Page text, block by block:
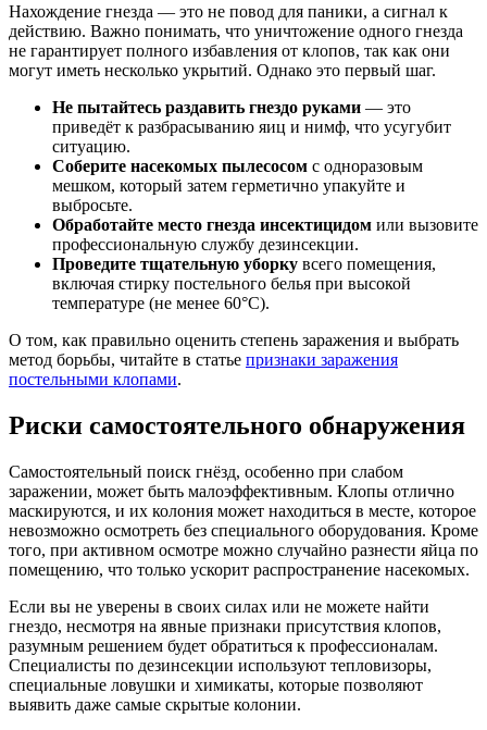
Нахождение гнезда — это не повод для паники, а сигнал к
действию. Важно понимать, что уничтожение одного гнезда
не гарантирует полного избавления от клопов, так как они
могут иметь несколько укрытий. Однако это первый шаг.
Не пытайтесь раздавить гнездо руками — это
приведёт к разбрасыванию яиц и нимф, что усугубит
ситуацию.
Соберите насекомых пылесосом с одноразовым
мешком, который затем герметично упакуйте и
выбросьте.
Обработайте место гнезда инсектицидом или вызовите
профессиональную службу дезинсекции.
Проведите тщательную уборку всего помещения,
включая стирку постельного белья при высокой
температуре (не менее 60°C).
О том, как правильно оценить степень заражения и выбрать
метод борьбы, читайте в статье признаки заражения
постельными клопами.
Риски самостоятельного обнаружения
Самостоятельный поиск гнёзд, особенно при слабом
заражении, может быть малоэффективным. Клопы отлично
маскируются, и их колония может находиться в месте, которое
невозможно осмотреть без специального оборудования. Кроме
того, при активном осмотре можно случайно разнести яйца по
помещению, что только ускорит распространение насекомых.
Если вы не уверены в своих силах или не можете найти
гнездо, несмотря на явные признаки присутствия клопов,
разумным решением будет обратиться к профессионалам.
Специалисты по дезинсекции используют тепловизоры,
специальные ловушки и химикаты, которые позволяют
выявить даже самые скрытые колонии.